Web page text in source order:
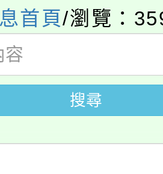
報名參加。
分審查程序及
人才培育課程
115學年度第
)教師甄選結果(
金融保險知識
115學年度學生
)教師甄選結果(
115學年度第
首頁/瀏覽：
搜尋